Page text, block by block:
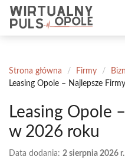
Przejdź
treści
Strona główna / Firmy /
Leasing Opole – Najlepsze
Leasing Opole
w 2026 roku
Data dodania: 2 sierpnia 2026 r.